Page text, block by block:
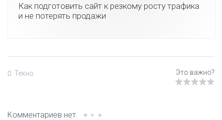
Как подготовить сайт к резкому росту трафика
и не потерять продажи
Техно
Комментариев нет.